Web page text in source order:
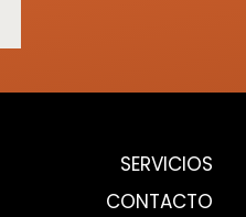
SERVICIOS
CONTACTO